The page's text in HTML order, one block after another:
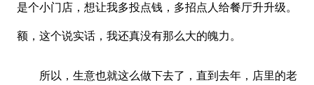
是个小门店，想让我多投点钱，多招点人给餐厅升升级。
额，这个说实话，我还真没有那么大的魄力。
所以，生意也就这么做下去了，直到去年，店里的老